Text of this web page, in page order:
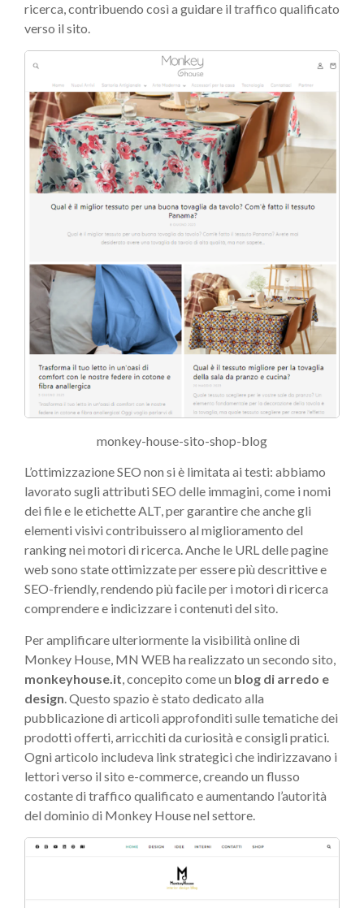
ricerca, contribuendo così a guidare il traffico qualificato
verso il sito.
monkey-house-sito-shop-blog
L’ottimizzazione SEO non si è limitata ai testi: abbiamo
lavorato sugli attributi SEO delle immagini, come i nomi
dei file e le etichette ALT, per garantire che anche gli
elementi visivi contribuissero al miglioramento del
ranking nei motori di ricerca. Anche le URL delle pagine
web sono state ottimizzate per essere più descrittive e
SEO-friendly, rendendo più facile per i motori di ricerca
comprendere e indicizzare i contenuti del sito.
Per amplificare ulteriormente la visibilità online di
Monkey House, MN WEB ha realizzato un secondo sito,
monkeyhouse.it, concepito come un blog di arredo e
design. Questo spazio è stato dedicato alla
pubblicazione di articoli approfonditi sulle tematiche dei
prodotti offerti, arricchiti da curiosità e consigli pratici.
Ogni articolo includeva link strategici che indirizzavano i
lettori verso il sito e-commerce, creando un flusso
costante di traffico qualificato e aumentando l’autorità
del dominio di Monkey House nel settore.